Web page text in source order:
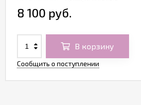
8 100 руб.
В корзину
Сообщить о поступлении